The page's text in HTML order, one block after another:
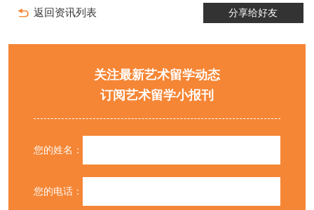
返回资讯列表 分享给好友
关注最新艺术留学动态
订阅艺术留学小报刊
您的姓名：
您的电话：